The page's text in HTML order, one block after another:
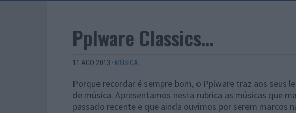
Pplware Classics…
11 AGO 2013 · MÚSICA
Porque recordar é sempre bom, o Pplware traz aos seus
de música. Apresentamos nesta rubrica as músicas que
passado recente e que ainda ouvimos por serem marcos